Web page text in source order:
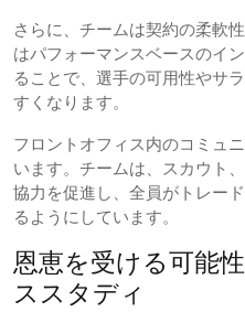
さらに、チームは契約の柔軟
はパフォーマンスベースのイ
ることで、選手の可用性やサ
すくなります。
フロントオフィス内のコミュ
います。チームは、スカウト
協力を促進し、全員がトレー
るようにしています。
恩恵を受ける可能
ススタディ